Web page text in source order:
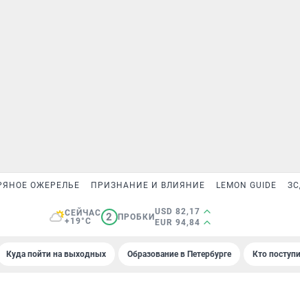
ОЖЕРЕЛЬЕ ПРИЗНАНИЕ И ВЛИЯНИЕ LEMON GUIDE
СЕЙЧАС
+19°C
2 ПРОБКИ
USD 82,17
EUR 94,84
Куда пойти на выходных Образование в Петербурге Кто